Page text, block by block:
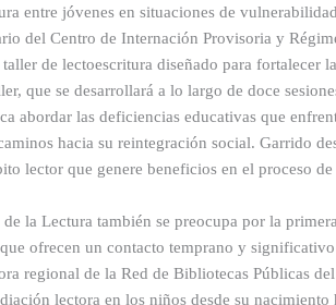
entre jóvenes en situaciones de
del Centro de Internación Provisoria y
de lectoescritura diseñado para fortalecer
que se desarrollará a lo largo de doce
abordar las deficiencias educativas que
hacia su reintegración social. Garrido
lector que genere beneficios en el proceso
la Lectura también se preocupa por la
ofrecen un contacto temprano y
regional de la Red de Bibliotecas Públicas
lectora en los niños desde su